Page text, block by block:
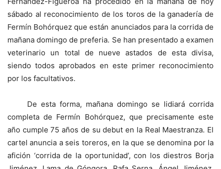
sábado al reconocimiento de los toros de la ganadería de
Fermín Bohórquez que están anunciados para la corrida de
mañana domingo de preferia. Se han presentado a examen
veterinario un total de nueve astados de esta divisa,
siendo todos aprobados en este primer reconocimiento
por los facultativos.
De esta forma, mañana domingo se lidiará corrida
completa de Fermín Bohórquez, que precisamente este
año cumple 75 años de su debut en la Real Maestranza. El
cartel anuncia a seis toreros, en la que se denomina por la
afición ‘corrida de la oportunidad’, con los diestros Borja